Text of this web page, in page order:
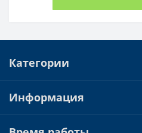
Категории
Информация